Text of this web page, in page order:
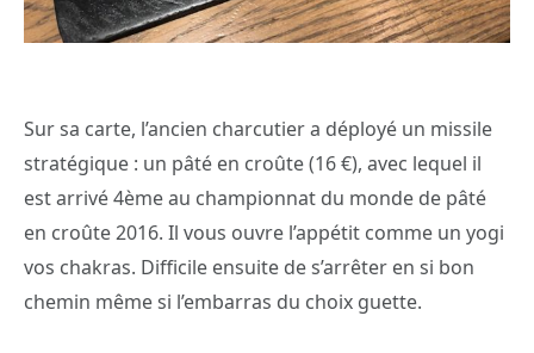
Sur sa carte, l’ancien charcutier a déployé un missile
stratégique : un pâté en croûte (16 €), avec lequel il
est arrivé 4ème au championnat du monde de pâté
en croûte 2016. Il vous ouvre l’appétit comme un yogi
vos chakras. Difficile ensuite de s’arrêter en si bon
chemin même si l’embarras du choix guette.